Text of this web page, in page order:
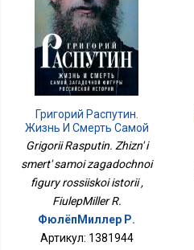
Григорий Распутин.
Жизнь И Смерть Самой
Загадочной Фигуры
Российской Истории
Grigorii Rasputin. Zhizn' i
smert' samoi zagadochnoi
figury rossiiskoi istorii ,
FiulepMiller R.
ФюлёпМиллер Р.
Артикул: 1381944